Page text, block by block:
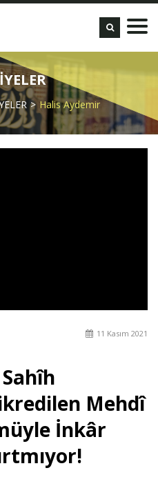
Halis Aydemir
11 Kasım 2021
Mehdî
İnkâr